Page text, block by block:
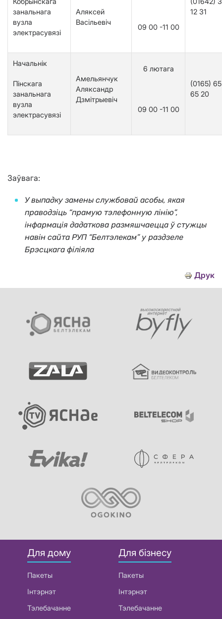
занальнага
вузла
электрасувязі
Аляксей
Васільевіч
09 00 -11 00
12 31
Начальнік
Пінскага
занальнага
вузла
электрасувязі
Амельянчук
Аляксандр
Дзмітрыевіч
6 лютага
09 00 -11 00
(0165) 65
65 20
Заўвага:
У выпадку замены службовай асобы, якая
праводзіць “прамую тэлефонную лінію”,
інфармація дадаткова размяшчаецца ў стужцы
навін сайта РУП “Белтэлекам” у раздзеле
Брэсцкага філіяла
Друк
Для дому
Пакеты
Інтэрнэт
Тэлебачанне
Для бізнесу
Пакеты
Інтэрнэт
Тэлебачанне